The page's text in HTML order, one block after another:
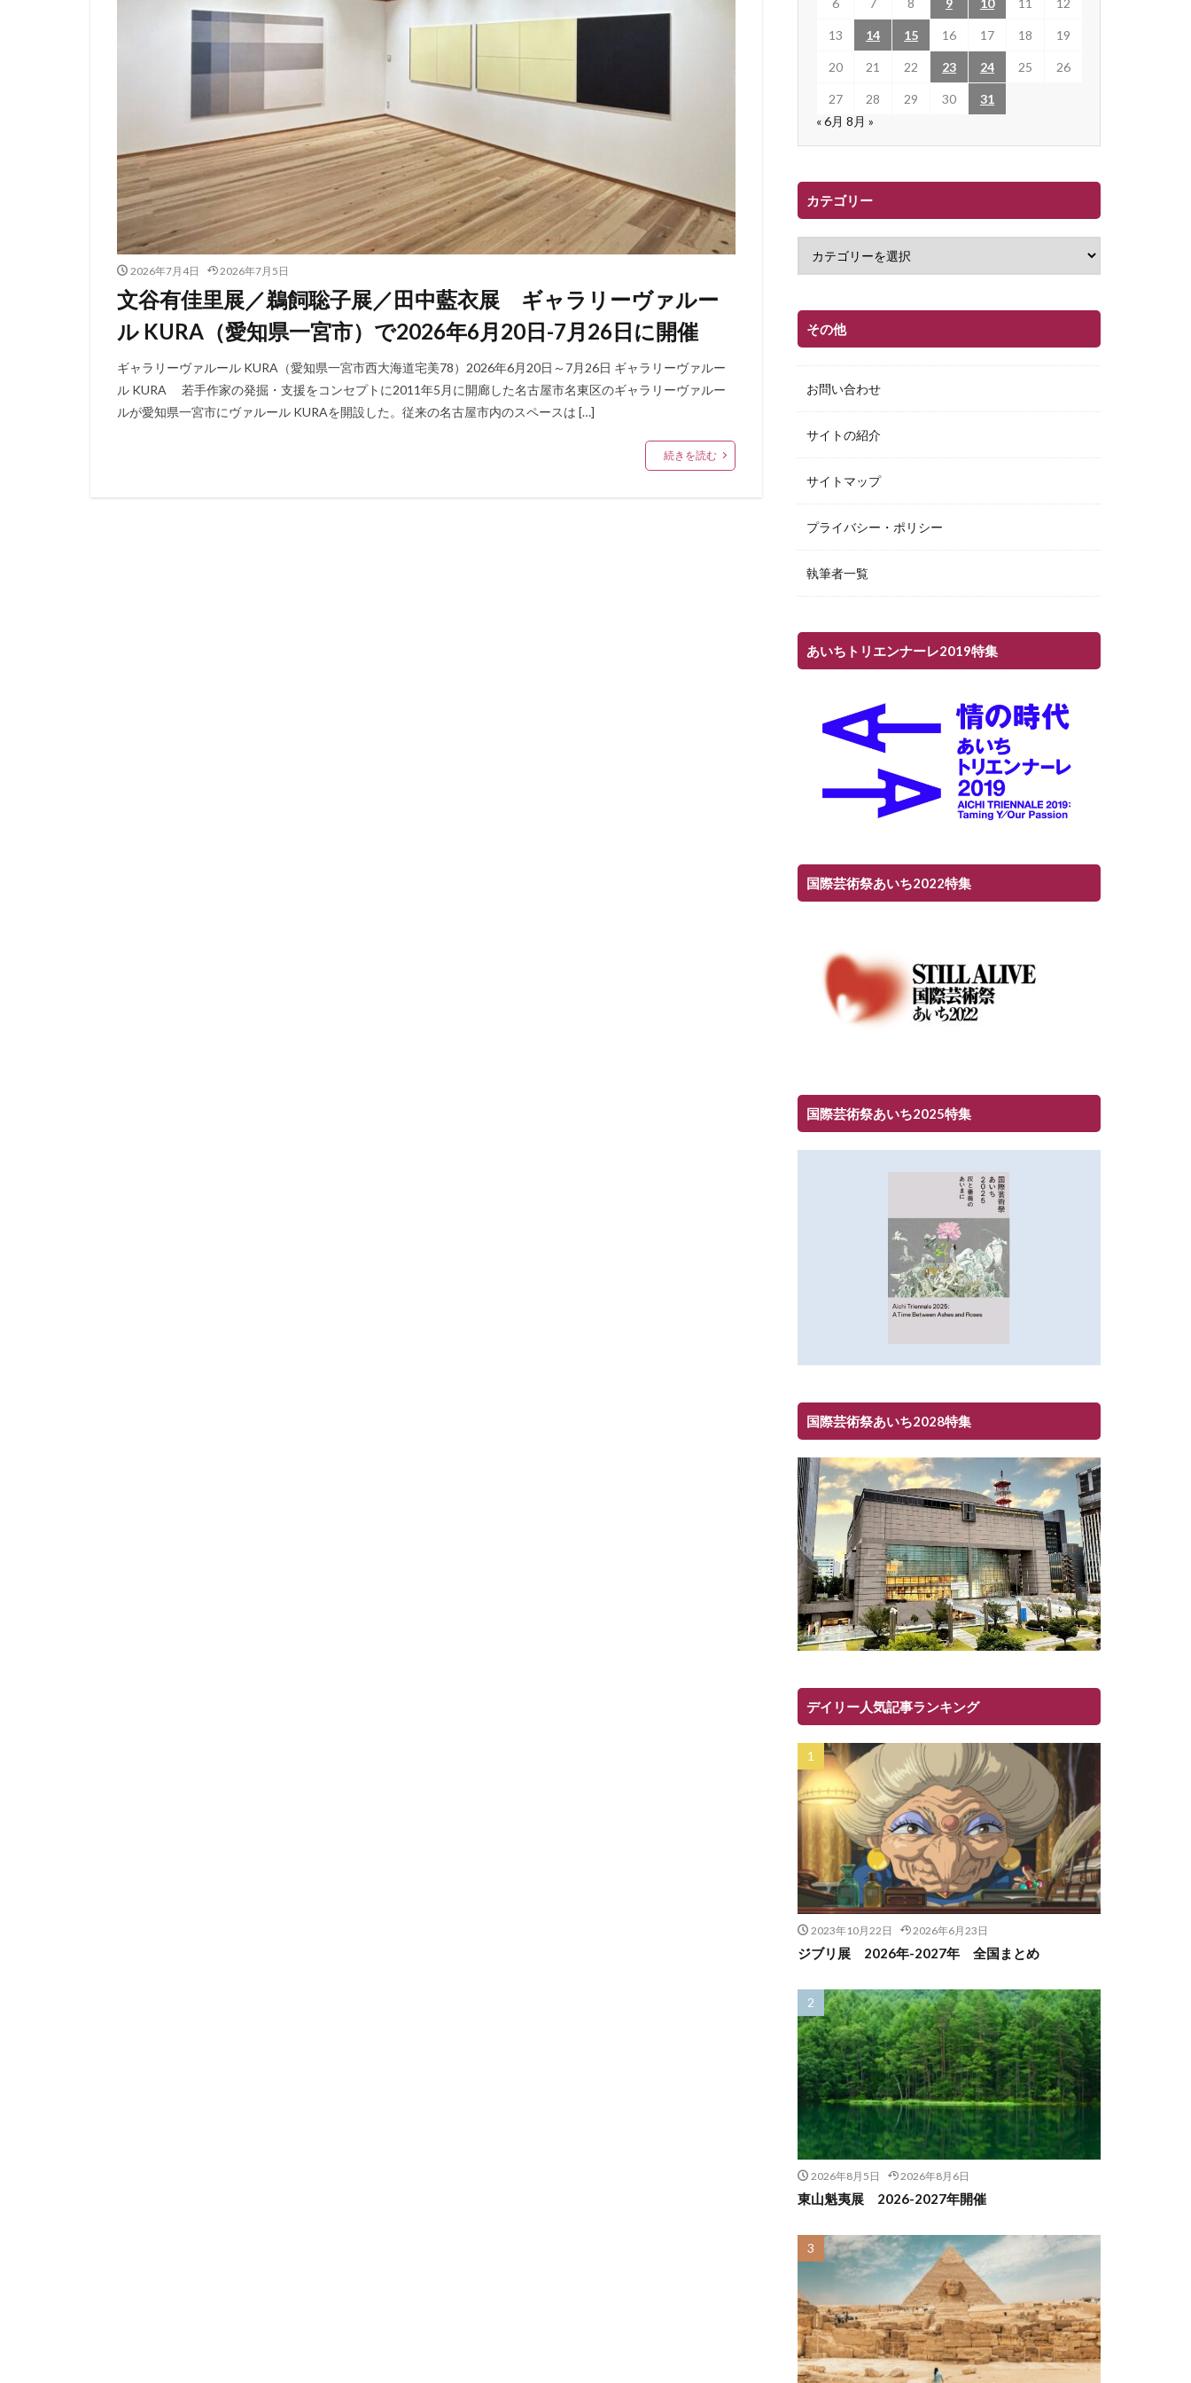
2026年7月4日 2026年7月5日
文谷有佳里展／鵜飼聡子展／田中藍衣展 ギャラリーヴァルー
ル KURA（愛知県一宮市）で2026年6月20日-7月26日に開催
ギャラリーヴァルール KURA（愛知県一宮市西大海道宅美78）2026年6月20日～7月26日 ギャラリーヴァルー
ル KURA 若手作家の発掘・支援をコンセプトに2011年5月に開廊した名古屋市名東区のギャラリーヴァルー
ルが愛知県一宮市にヴァルール KURAを開設した。従来の名古屋市内のスペースは […]
続きを読む
6 7 8 9 10 11 12
13 14 15 16 17 18 19
20 21 22 23 24 25 26
27 28 29 30
31
« 6月 8月 »
カテゴリー
その他
お問い合わせ
サイトの紹介
サイトマップ
プライバシー・ポリシー
執筆者一覧
あいちトリエンナーレ2019特集
国際芸術祭あいち2022特集
国際芸術祭あいち2025特集
国際芸術祭あいち2028特集
デイリー人気記事ランキング
2023年10月22日 2026年6月23日
ジブリ展 2026年-2027年 全国まとめ
2026年8月5日 2026年8月6日
東山魁夷展 2026-2027年開催